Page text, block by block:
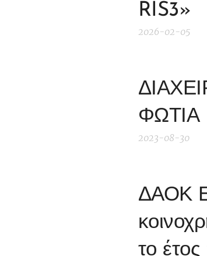
RIS3»
2026-02-05
ΦΩΤΙΑ
2023-08-30
ΔΑΟΚ
το